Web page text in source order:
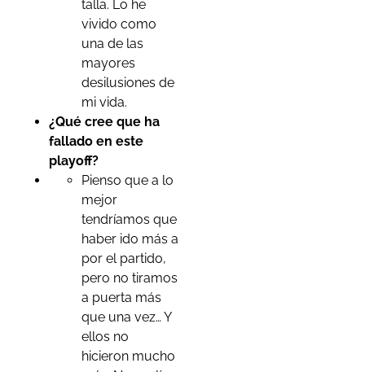
talla. Lo he
vivido como
una de las
mayores
desilusiones de
mi vida.
¿Qué cree que ha
fallado en este
playoff?
Pienso que a lo
mejor
tendríamos que
haber ido más a
por el partido,
pero no tiramos
a puerta más
que una vez… Y
ellos no
hicieron mucho